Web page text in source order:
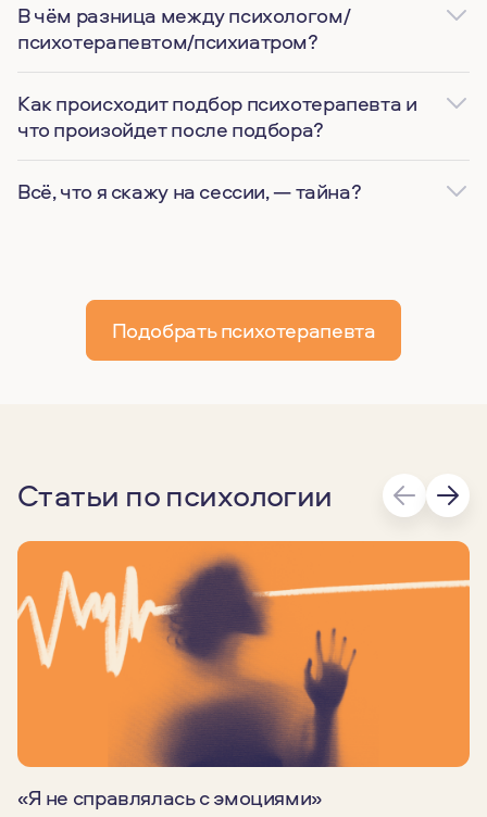
В чём разница между психологом/
психотерапевтом/психиатром?
Как происходит подбор психотерапевта и
что произойдет после подбора?
Всё, что я скажу на сессии, — тайна?
Подобрать психотерапевта
Статьи по психологии
«Я не справлялась с эмоциями»